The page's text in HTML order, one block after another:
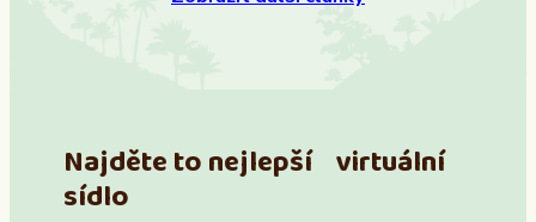
Najděte to nejlepší virtuální
sídlo